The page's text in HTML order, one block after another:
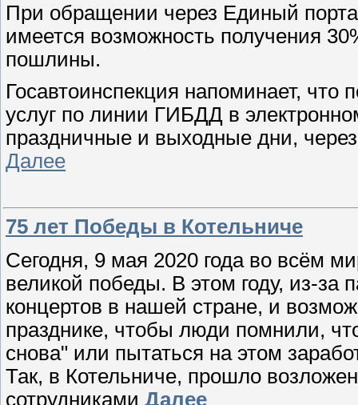
При обращении через Единый
имеется возможность получения
пошлины.
Госавтоинспекция напоминает, что
услуг по линии ГИБДД в
праздничные и выходные дни,
Далее
75 лет Победы в Котельниче
Сегодня, 9 мая 2020 года во всём
великой победы. В этом году, из-
концертов в нашей стране, и
празднике, чтобы люди помнили,
снова" или пытаться на этом
Так, в Котельниче, прошло
сотрудниками Далее